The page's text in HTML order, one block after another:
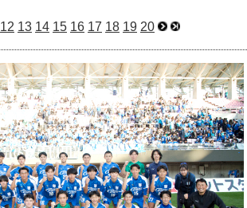
12 13 14 15 16 17 18 19 20